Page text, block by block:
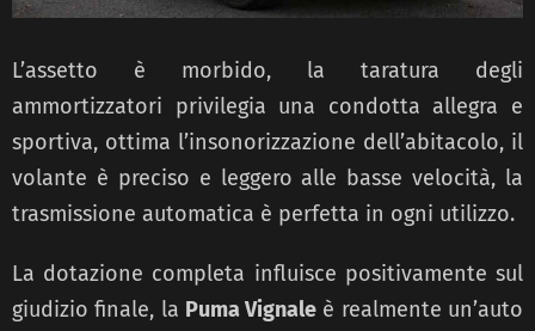
L’assetto è morbido, la taratura degli
ammortizzatori privilegia una condotta allegra e
sportiva, ottima l’insonorizzazione dell’abitacolo, il
volante è preciso e leggero alle basse velocità, la
trasmissione automatica è perfetta in ogni utilizzo.
La dotazione completa influisce positivamente sul
giudizio finale, la Puma Vignale è realmente un’auto